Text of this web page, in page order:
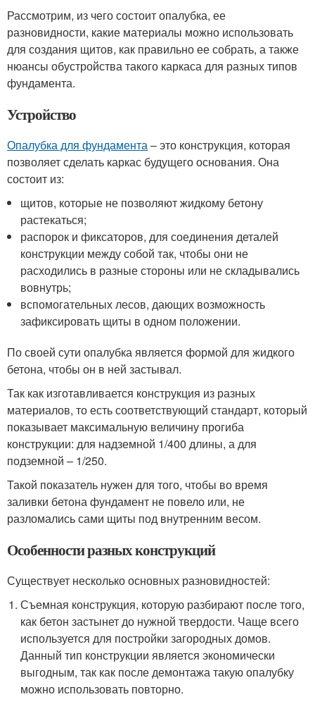
Рассмотрим, из чего состоит опалубка, ее
разновидности, какие материалы можно использовать
для создания щитов, как правильно ее собрать, а также
нюансы обустройства такого каркаса для разных типов
фундамента.
Устройство
Опалубка для фундамента– это конструкция, которая
позволяет сделать каркас будущего основания. Она
состоит из:
щитов, которые не позволяют жидкому бетону
растекаться;
распорок и фиксаторов, для соединения деталей
конструкции между собой так, чтобы они не
расходились в разные стороны или не складывались
вовнутрь;
вспомогательных лесов, дающих возможность
зафиксировать щиты в одном положении.
По своей сути опалубка является формой для жидкого
бетона, чтобы он в ней застывал.
Так как изготавливается конструкция из разных
материалов, то есть соответствующий стандарт, который
показывает максимальную величину прогиба
конструкции: для надземной 1/400 длины, а для
подземной – 1/250.
Такой показатель нужен для того, чтобы во время
заливки бетона фундамент не повело или, не
разломались сами щиты под внутренним весом.
Особенности разных конструкций
Существует несколько основных разновидностей:
Съемная конструкция, которую разбирают после того,
как бетон застынет до нужной твердости. Чаще всего
используется для постройки загородных домов.
Данный тип конструкции является экономически
выгодным, так как после демонтажа такую опалубку
можно использовать повторно.